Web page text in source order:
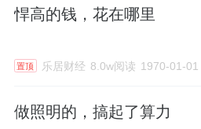
悍高的钱，花在哪里
置顶 乐居财经 8.0w阅读 1970-01-01
做照明的，搞起了算力